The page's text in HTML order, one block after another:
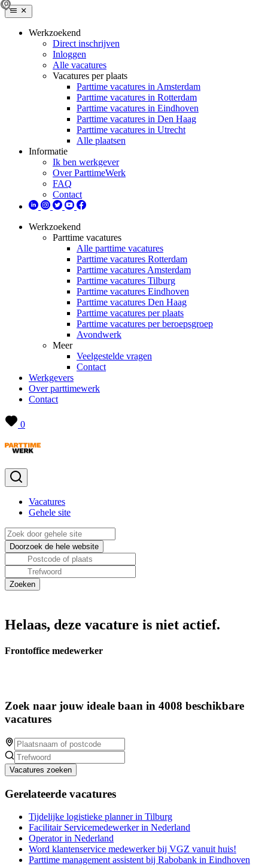
Werkzoekend
Direct inschrijven
Inloggen
Alle vacatures
Vacatures per plaats
Parttime vacatures in Amsterdam
Parttime vacatures in Rotterdam
Parttime vacatures in Eindhoven
Parttime vacatures in Den Haag
Parttime vacatures in Utrecht
Alle plaatsen
Informatie
Ik ben werkgever
Over ParttimeWerk
FAQ
Contact
Werkzoekend
Parttime vacatures
Alle parttime vacatures
Parttime vacatures Rotterdam
Parttime vacatures Amsterdam
Parttime vacatures Tilburg
Parttime vacatures Eindhoven
Parttime vacatures Den Haag
Parttime vacatures per plaats
Parttime vacatures per beroepsgroep
Avondwerk
Meer
Veelgestelde vragen
Contact
Werkgevers
Over parttimewerk
Contact
0
Vacatures
Gehele site
Helaas, deze vacature is niet actief.
Frontoffice medewerker
Zoek naar jouw ideale baan in 4008 beschikbare
vacatures
Vacatures zoeken
Gerelateerde vacatures
Tijdelijke logistieke planner in Tilburg
Facilitair Servicemedewerker in Nederland
Operator in Nederland
Word klantenservice medewerker bij VGZ vanuit huis!
Parttime management assistent bij Rabobank in Eindhoven